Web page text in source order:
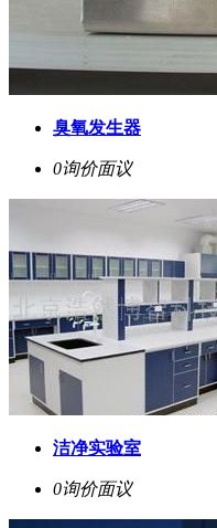
臭氧发生器
0询价面议
洁净实验室
0询价面议